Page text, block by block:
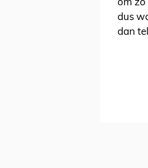
om zo
dus
dan